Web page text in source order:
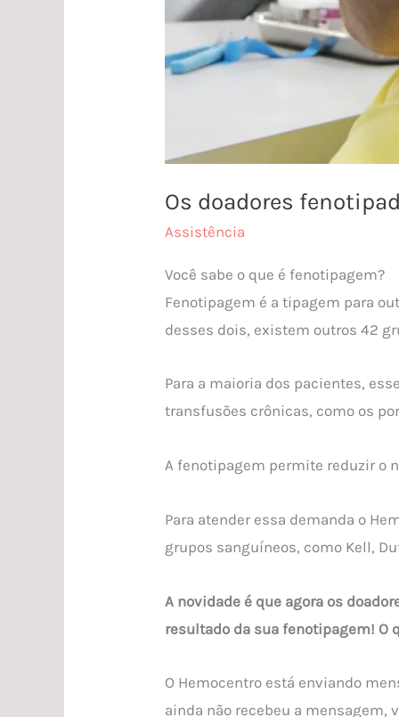
Os doadores
Assistência
Você sabe o que é fenotipagem?
Fenotipagem é a tipagem para
desses dois, existem outros 42
Para a maioria dos pacientes,
transfusões crônicas, como os
A fenotipagem permite reduzir o
Para atender essa demanda o
grupos sanguíneos, como Kell,
A novidade é que agora os
resultado da sua fenotipagem! O
O Hemocentro está enviando
ainda não recebeu a mensagem,